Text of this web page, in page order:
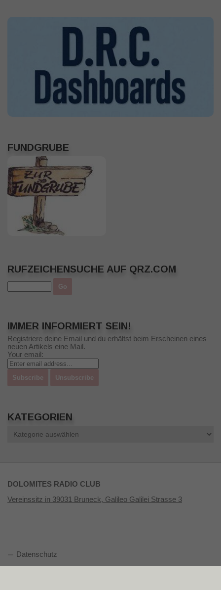
FUNDGRUBE
RUFZEICHENSUCHE AUF QRZ.COM
IMMER INFORMIERT SEIN!
Registriere deine Email und du erhältst beim Erscheinen eines
neuen Artikels eine Mail.
Your email:
KATEGORIEN
DOLOMITES RADIO CLUB
Vereinssitz in 39031 Bruneck, Galileo Galilei Strasse 3
Datenschutz